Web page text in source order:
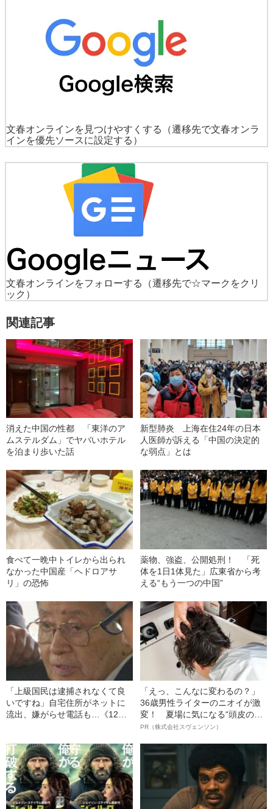
文春オンラインを見つけやすくする
（遷移先で文春オンラ
インを優先ソースに設定する）
文春オンラインをフォローする
（遷移先で☆マークをクリ
ック）
関連記事
消えた中国の性都 「東洋のア
ムステルダム」でヤバいホテル
を泊まり歩いた話
新型肺炎 上海在住24年の日本
人医師が訴える「中国の決定的
な弱点」とは
食べて一晩中トイレから出られ
なかった中国産「ヘドロアサ
リ」の恐怖
薬物、強盗、公開処刑！ 「死
体を1日1体見た」広東省から考
える“もう一つの中国”
「上級国民は逮捕されなくて良
いですね」自宅住所がネットに
流出、嫌がらせ電話も…《12人
への暴力」
「えっ、こんなに変わるの？」
36歳男性ライターのニオイが激
変！ 夏場に気になる“頭皮のニ
オイ”や“ベタつき”を解消す
ト”が生み出した徹底ケアとは
PR（株式会社スヴェンソン）